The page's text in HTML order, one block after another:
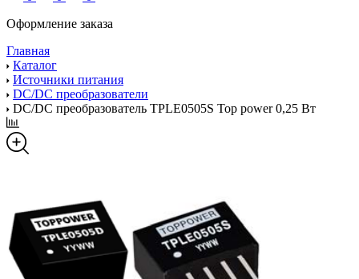
Оформление заказа
Главная
Каталог
Источники питания
DC/DC преобразователи
DC/DC преобразователь TPLE0505S Top power 0,25 Вт